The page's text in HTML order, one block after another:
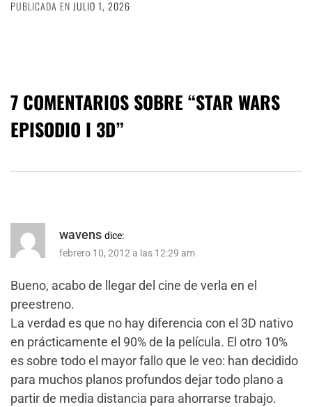
PUBLICADA EN JULIO 1, 2026
7 COMENTARIOS SOBRE “STAR WARS
EPISODIO I 3D”
wavens dice:
febrero 10, 2012 a las 12:29 am
Bueno, acabo de llegar del cine de verla en el
preestreno.
La verdad es que no hay diferencia con el 3D nativo
en prácticamente el 90% de la película. El otro 10%
es sobre todo el mayor fallo que le veo: han decidido
para muchos planos profundos dejar todo plano a
partir de media distancia para ahorrarse trabajo.